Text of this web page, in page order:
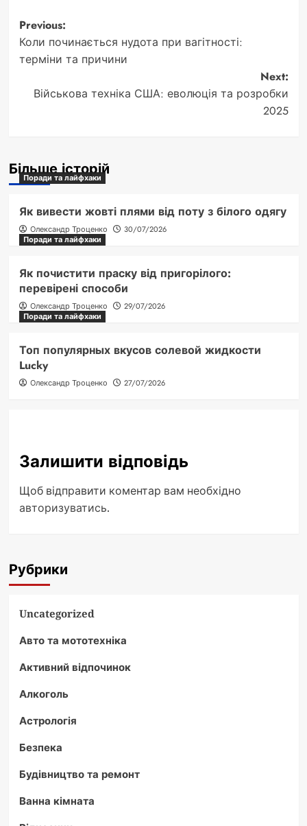
Post
navigation
Previous:
Коли починається нудота при вагітності:
терміни та причини
Next:
Військова техніка США: еволюція та розробки
2025
Більше історій
Поради та лайфхаки
Як вивести жовті плями від поту з білого одягу
Олександр Троценко
30/07/2026
Поради та лайфхаки
Як почистити праску від пригорілого:
перевірені способи
Олександр Троценко
29/07/2026
Поради та лайфхаки
Топ популярных вкусов солевой жидкости
Lucky
Олександр Троценко 27/07/2026
Залишити відповідь
Щоб відправити коментар вам необхідно
авторизуватись.
Рубрики
Uncategorized
Авто та мототехніка
Активний відпочинок
Алкоголь
Астрологія
Безпека
Будівництво та ремонт
Ванна кімната